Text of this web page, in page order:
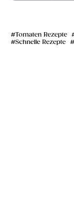
Tomaten Rezepte
Schnelle Rezepte